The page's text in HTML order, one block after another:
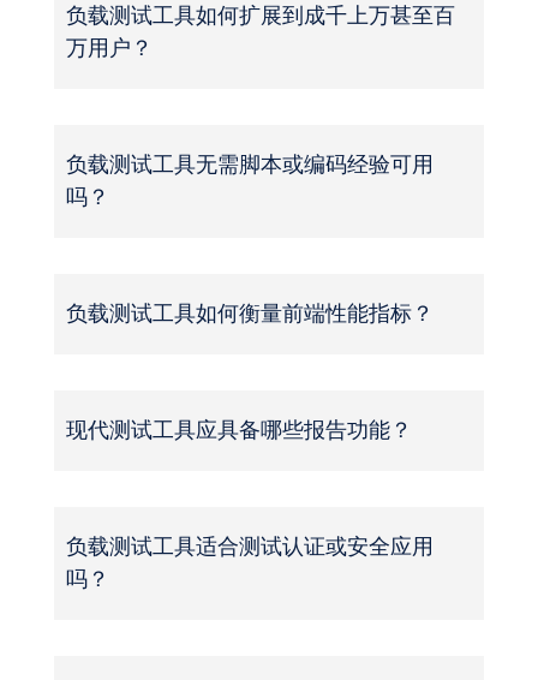
负载测试工具如何扩展到成千上万甚至百
万用户？
负载测试工具无需脚本或编码经验可用
吗？
负载测试工具如何衡量前端性能指标？
现代测试工具应具备哪些报告功能？
负载测试工具适合测试认证或安全应用
吗？